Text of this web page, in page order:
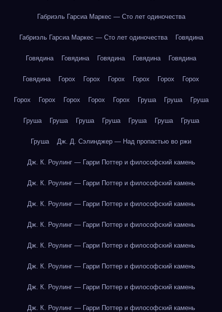
Габриэль Гарсиа Маркес — Сто лет одиночества
Габриэль Гарсиа Маркес — Сто лет одиночества Говядина
Говядина Говядина Говядина Говядина Говядина
Говядина Горох Горох Горох Горох Горох Горох
Горох Горох Горох Горох Горох Груша Груша Груша
Груша Груша Груша Груша Груша Груша Груша
Груша Дж. Д. Сэлинджер — Над пропастью во ржи
Дж. К. Роулинг — Гарри Поттер и философский камень
Дж. К. Роулинг — Гарри Поттер и философский камень
Дж. К. Роулинг — Гарри Поттер и философский камень
Дж. К. Роулинг — Гарри Поттер и философский камень
Дж. К. Роулинг — Гарри Поттер и философский камень
Дж. К. Роулинг — Гарри Поттер и философский камень
Дж. К. Роулинг — Гарри Поттер и философский камень
Дж. К. Роулинг — Гарри Поттер и философский камень